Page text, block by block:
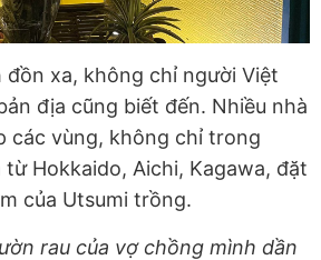
đồn xa, không chỉ người Việt
địa cũng biết đến. Nhiều nhà
các vùng, không chỉ trong
từ Hokkaido, Aichi, Kagawa, đặt
của Utsumi trồng.
rau của vợ chồng mình dần